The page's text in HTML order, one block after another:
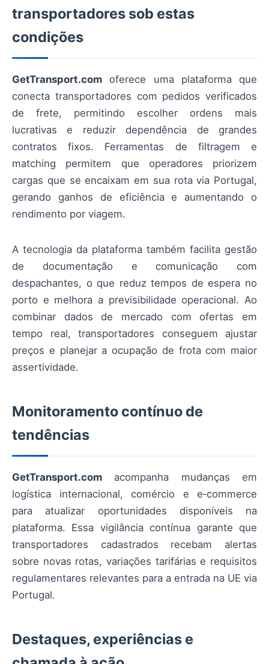
transportadores sob estas
condições
GetTransport.com oferece uma plataforma que
conecta transportadores com pedidos verificados
de frete, permitindo escolher ordens mais
lucrativas e reduzir dependência de grandes
contratos fixos. Ferramentas de filtragem e
matching permitem que operadores priorizem
cargas que se encaixam em sua rota via Portugal,
gerando ganhos de eficiência e aumentando o
rendimento por viagem.
A tecnologia da plataforma também facilita gestão
de documentação e comunicação com
despachantes, o que reduz tempos de espera no
porto e melhora a previsibilidade operacional. Ao
combinar dados de mercado com ofertas em
tempo real, transportadores conseguem ajustar
preços e planejar a ocupação de frota com maior
assertividade.
Monitoramento contínuo de
tendências
GetTransport.com acompanha mudanças em
logística internacional, comércio e e‑commerce
para atualizar oportunidades disponíveis na
plataforma. Essa vigilância contínua garante que
transportadores cadastrados recebam alertas
sobre novas rotas, variações tarifárias e requisitos
regulamentares relevantes para a entrada na UE via
Portugal.
Destaques, experiências e